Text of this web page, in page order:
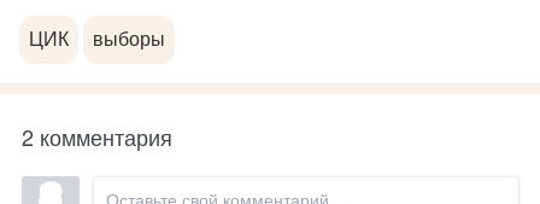
ЦИК выборы
2 комментария